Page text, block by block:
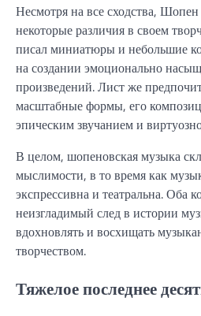
Несмотря на все сходства,
некоторые различия в своем
писал миниатюры и небольшие
на создании эмоционально
произведений. Лист же
масштабные формы, его
эпическим звучанием и
В целом, шопеновская музыка
мыслимости, в то время как
экспрессивна и театральна. Оба
неизгладимый след в истории
вдохновлять и восхищать
творчеством.
Тяжелое последнее